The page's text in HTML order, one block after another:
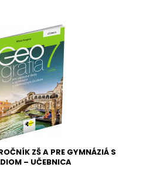
ZŠ A PRE GYMNÁZIÁ S
– UČEBNICA